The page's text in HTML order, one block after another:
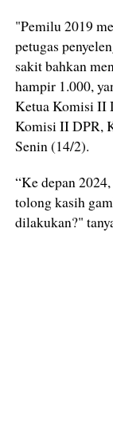
"Pemilu 2019
petugas
sakit bahkan
hampir 1.000,
Ketua Komisi II
Komisi II DPR,
Senin (14/2).
“Ke depan
tolong kasih
dilakukan?"